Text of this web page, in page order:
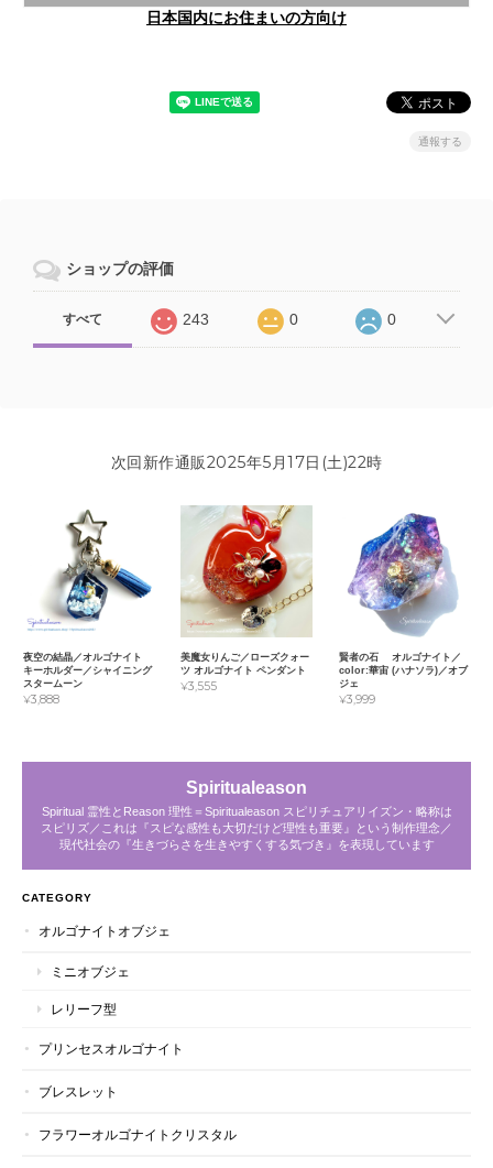
日本国内にお住まいの方向け
通報する
ショップの評価
すべて 243 0 0
次回新作通販2025年5月17日(土)22時
夜空の結晶／オルゴナイト
キーホルダー／シャイニング
スタームーン
¥3,888
美魔女りんご／ローズクォー
ツ オルゴナイト ペンダント
¥3,555
賢者の石 オルゴナイト／
color:華宙 (ハナソラ)／オブ
ジェ
¥3,999
Spiritualeason
Spiritual 霊性とReason 理性＝Spiritualeason スピリチュアリイズン・略称は
スピリズ／これは『スピな感性も大切だけど理性も重要』という制作理念／
現代社会の『生きづらさを生きやすくする気づき』を表現しています
CATEGORY
オルゴナイトオブジェ
ミニオブジェ
レリーフ型
プリンセスオルゴナイト
ブレスレット
フラワーオルゴナイトクリスタル